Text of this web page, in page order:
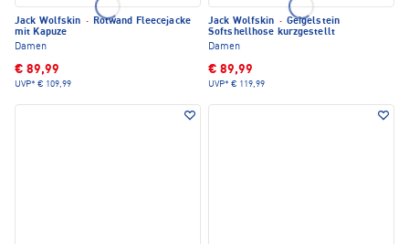
Jack Wolfskin · Rotwand Fleecejacke
mit Kapuze
Damen
€ 89,99
UVP* € 109,99
Jack Wolfskin · Geigelstein
Softshellhose kurzgestellt
Damen
€ 89,99
UVP* € 119,99